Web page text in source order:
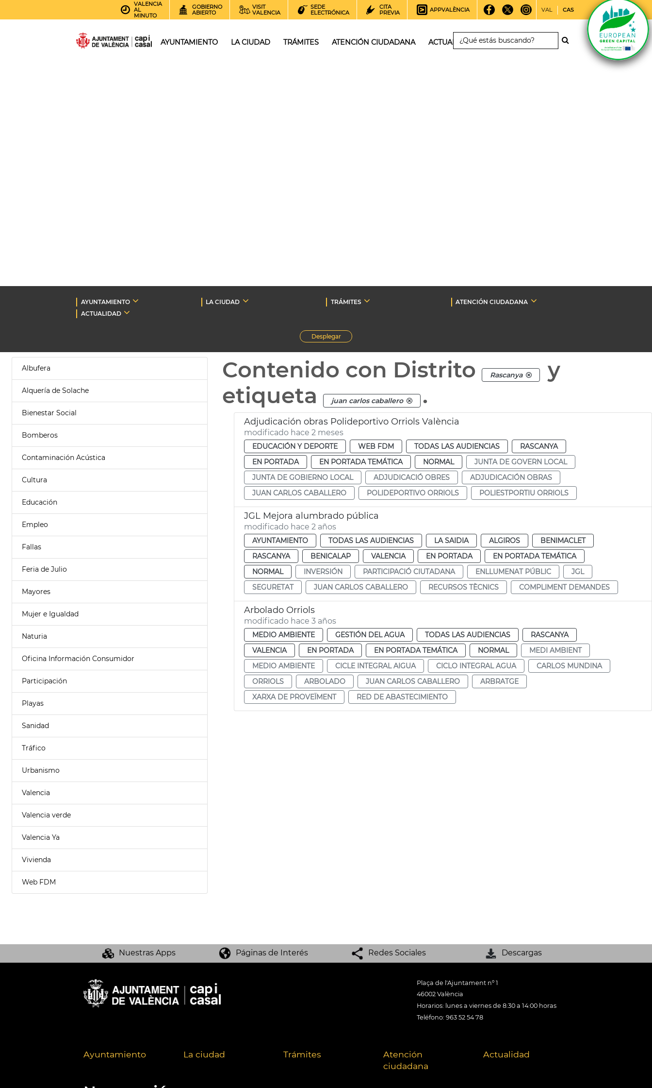
VALENCIA
AL
MINUTO
GOBIERNO
ABIERTO
VISIT
VALENCIA
SEDE
ELECTRÓNICA
CITA
PREVIA
APPVALÈNCIA VAL CAS
AYUNTAMIENTO LA CIUDAD TRÁMITES ATENCIÓN CIUDADANA ACTUALIDAD
AYUNTAMIENTO LA CIUDAD TRÁMITES
ATENCIÓN CIUDADANA
ACTUALIDAD
Desplegar
Albufera
Alquería de Solache
Bienestar Social
Bomberos
Contaminación Acústica
Cultura
Educación
Empleo
Fallas
Feria de Julio
Mayores
Mujer e Igualdad
Naturia
Oficina Información Consumidor
Participación
Playas
Sanidad
Tráfico
Urbanismo
Valencia
Valencia verde
Valencia Ya
Vivienda
Web FDM
Contenido con Distrito Rascanya
y
etiqueta
juan carlos caballero .
Adjudicación obras Polideportivo Orriols València
modificado hace 2 meses
EDUCACIÓN Y DEPORTE WEB FDM TODAS LAS AUDIENCIAS
RASCANYA
EN PORTADA
EN PORTADA TEMÁTICA NORMAL
JUNTA DE GOVERN LOCAL
JUNTA DE GOBIERNO LOCAL
ADJUDICACIÓ OBRES
ADJUDICACIÓN OBRAS
JUAN CARLOS CABALLERO
POLIDEPORTIVO ORRIOLS POLIESTPORTIU ORRIOLS
JGL Mejora alumbrado pública
modificado hace 2 años
AYUNTAMIENTO TODAS LAS AUDIENCIAS LA SAIDIA ALGIROS
BENIMACLET
RASCANYA
BENICALAP VALENCIA EN PORTADA
EN PORTADA TEMÁTICA
NORMAL
INVERSIÓN PARTICIPACIÓ CIUTADANA ENLLUMENAT PÚBLIC
JGL
SEGURETAT
JUAN CARLOS CABALLERO RECURSOS TÈCNICS COMPLIMENT DEMANDES
Arbolado Orriols
modificado hace 3 años
MEDIO AMBIENTE GESTIÓN DEL AGUA TODAS LAS AUDIENCIAS
RASCANYA
VALENCIA
EN PORTADA EN PORTADA TEMÁTICA NORMAL
MEDI AMBIENT
MEDIO AMBIENTE
CICLE INTEGRAL AIGUA CICLO INTEGRAL AGUA
CARLOS MUNDINA
ORRIOLS
ARBOLADO JUAN CARLOS CABALLERO
ARBRATGE
XARXA DE PROVEÏMENT
RED DE ABASTECIMIENTO
Nuestras Apps Páginas de Interés Redes Sociales Descargas
Plaça de l'Ajuntament nº 1
46002 València
Horarios: lunes a viernes de 8:30 a 14:00 horas
Teléfono: 963 52 54 78
Ayuntamiento La ciudad Trámites
Atención
ciudadana
Actualidad